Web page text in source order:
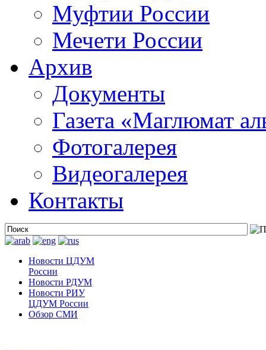
Муфтии России
Мечети России
Архив
Документы
Газета «Маглюмат
Фотогалерея
Видеогалерея
Контакты
Новости ЦДУМ
России
Новости РДУМ
Новости РИУ
ЦДУМ России
Обзор СМИ